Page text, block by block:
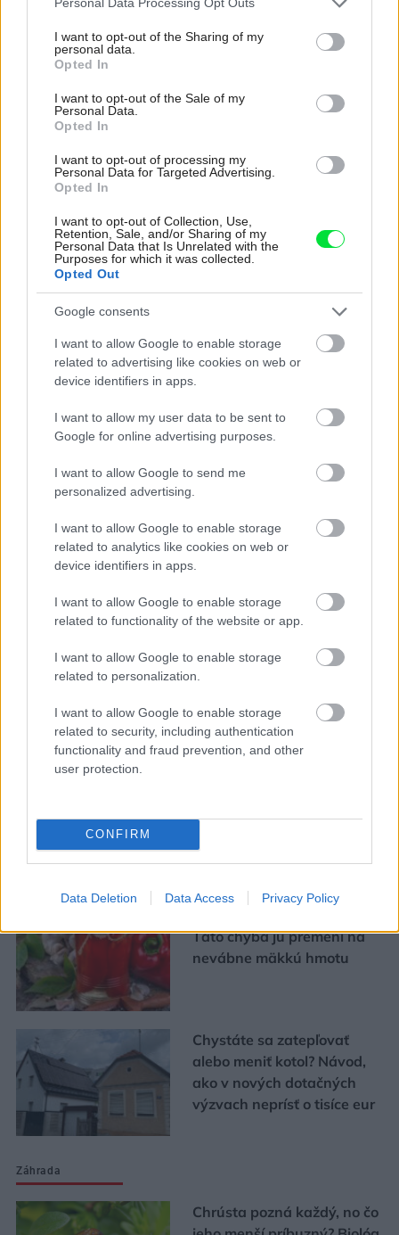
not limited to your visit or usage behaviour. You may click to
grant or deny consent to Google and its third-party tags to
use your data for below specified purposes in below Google
consent section.
I want to opt-out of the Sharing of my
personal data.
Opted In
I want to opt-out of the Sale of my
Personal Data.
Opted In
I want to opt-out of processing my
Personal Data for Targeted Advertising.
Opted In
I want to opt-out of Collection, Use,
Retention, Sale, and/or Sharing of my
Personal Data that Is Unrelated with the
Purposes for which it was collected.
Opted Out
Google consents
I want to allow Google to enable storage
related to advertising like cookies on web or
device identifiers in apps.
I want to allow my user data to be sent to
Google for online advertising purposes.
I want to allow Google to send me
personalized advertising.
I want to allow Google to enable storage
related to analytics like cookies on web or
device identifiers in apps.
I want to allow Google to enable storage
related to functionality of the website or app.
I want to allow Google to enable storage
related to personalization.
I want to allow Google to enable storage
related to security, including authentication
functionality and fraud prevention, and other
user protection.
CONFIRM
Data Deletion Data Access Privacy Policy
Môj dom 07-08/2026
Mohlo by vás zaujímať
Dva mosty v Trebišove sú
ich oprava spolu za 11,4
mil. eur
Strabag: Potichu sme prišli
Táto chyba ju premení na
nevábne mäkkú hmotu
Chystáte sa zatepľovať
alebo meniť kotol? Návod,
ako v nových dotačných
výzvach neprísť o tisíce eur
Záhrada
Chrústa pozná každý, no čo